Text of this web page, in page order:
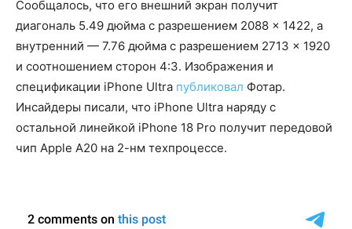
Сообщалось, что его внешний экран получит
диагональ 5.49 дюйма с разрешением 2088 × 1422, а
внутренний — 7.76 дюйма с разрешением 2713 × 1920
и соотношением сторон 4:3. Изображения и
спецификации iPhone Ultra публиковал Фотар.
Инсайдеры писали, что iPhone Ultra наряду с
остальной линейкой iPhone 18 Pro получит передовой
чип Apple A20 на 2-нм техпроцессе.